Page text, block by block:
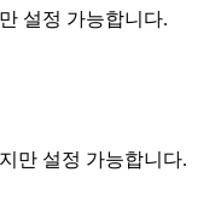
설정 가능합니다.
만 설정 가능합니다.